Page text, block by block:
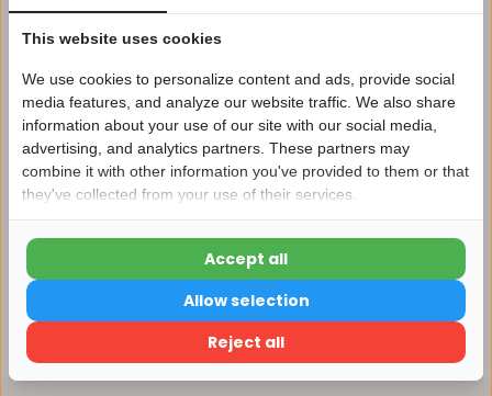
Vergelijk
Productomschrijving
Specificaties
Reviews
Delen
Nu 15% korting
15korting
15% korting
Verder winkelen
This website uses cookies
We use cookies to personalize content and ads, provide social
media features, and analyze our website traffic. We also share
information about your use of our site with our social media,
advertising, and analytics partners. These partners may
combine it with other information you've provided to them or that
they've collected from your use of their services.
Reject all
Allow selection
Accept all